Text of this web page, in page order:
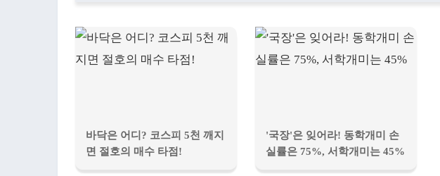
바닥은 어디? 코스피 5천 깨지
면 절호의 매수 타점!
'국장'은 잊어라! 동학개미 손
실률은 75%, 서학개미는 45%